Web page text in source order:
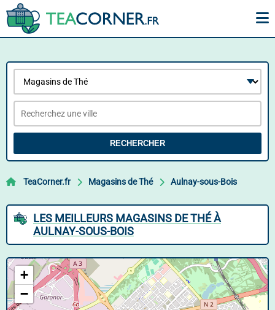
RECHERCHER
TeaCorner.fr Magasins de Thé Aulnay-sous-Bois
LES MEILLEURS MAGASINS DE THÉ À
AULNAY-SOUS-BOIS
+
−